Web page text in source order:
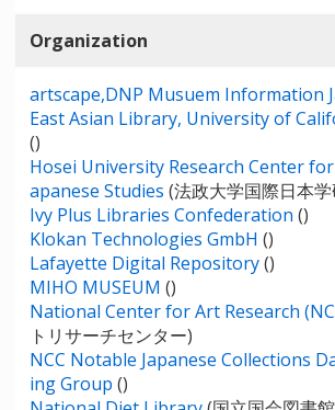
Organization
artscape,DNP Musuem Information
East Asian Library, University of
()
Hosei University Research Center
apanese Studies (法政大学国際日本
Ivy Plus Libraries Confederation ()
Klokan Technologies GmbH ()
Lafayette Digital Repository()
MIHO MUSEUM ()
National Center for Art Research
トリサーチセンター)
NCC Notable Japanese Collections
ing Group ()